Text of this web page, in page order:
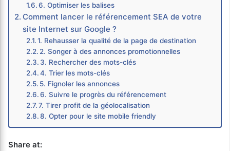
6. Optimiser les balises
Comment lancer le référencement SEA de votre
site Internet sur Google ?
1. Rehausser la qualité de la page de destination
2. Songer à des annonces promotionnelles
3. Rechercher des mots-clés
4. Trier les mots-clés
5. Fignoler les annonces
6. Suivre le progrès du référencement
7. Tirer profit de la géolocalisation
8. Opter pour le site mobile friendly
Share at: